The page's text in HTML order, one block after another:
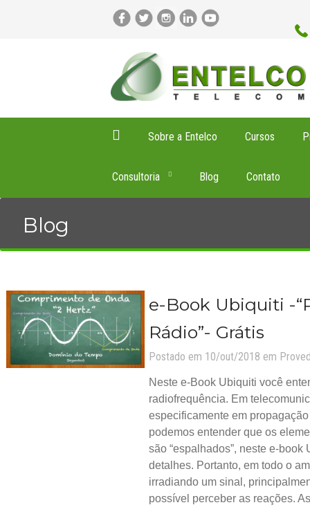
Sobre a Entelco Cursos
Consultoria Blog Contato
Blog
e-Book Ubiquiti -
Rádio”- Grátis
Postado em 10/out/2018 em
Neste e-Book Ubiquiti você
radiofrequência. Em
especificamente em
podemos entender que os
são “espalhados”, neste e-book
detalhes. Portanto, em todo o
irradiando um sinal,
possível perceber as reações.